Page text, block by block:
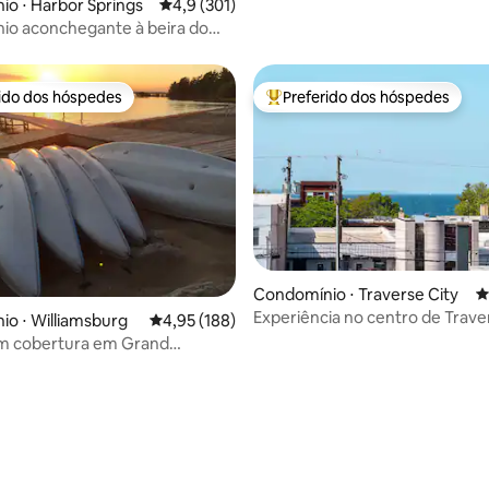
⋅ Harbor Springs 4,9 de uma avaliação média de 5, 301
4,9 (301)
aconchegante à beira do
de 5, 443 avaliações
preferidos dos hóspedes
dos hóspedes
⋅ Williamsburg 4,95 de uma avaliação média de 5, 188
4,95 (188)
cobertura em Grand
Entre os melhores preferidos
Preferido dos hóspedes
Condomínio ⋅ Traverse City
Experiência no centro de